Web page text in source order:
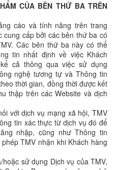
CỦA BÊN THỨ BA TRÊN
cáo và tính năng trên trang
cung cấp bởi các bên thứ ba có
Các bên thứ ba này có thể
tin nhất định về việc Khách
cả thông qua việc sử dụng
nghệ tương tự và Thông tin
thời gian, đồng thời được kết
thập trên các Website và dịch
với dịch vụ mạng xã hội, TMV
tin xác thực từ dịch vụ đó để
nhập, cũng như Thông tin
TMV nhận khi Khách hàng
sử dụng Dịch vụ của TMV,